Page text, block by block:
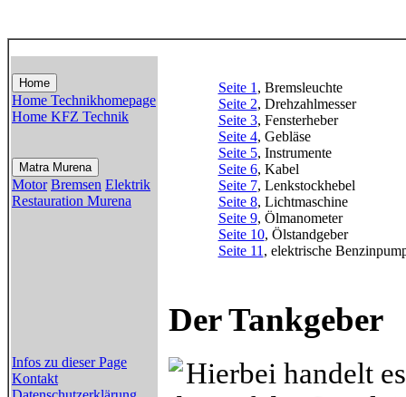
Home
Home Technikhomepage
Home KFZ Technik
Matra Murena
Motor Bremsen Elektrik
Restauration Murena
Infos zu dieser Page
Kontakt
Seite 1 , Bremsleuchte
Seite 2, Drehzahlmesser
Seite 3, Fensterheber
Seite 4, Gebläse
Seite 5, Instrumente
Seite 6, Kabel
Seite 7, Lenkstockhebel
Seite 8, Lichtmaschine
Seite 9, Ölmanometer
Seite 10, Ölstandgeber
Seite 11 , elektrische
Der Tankgeber
Hierbei handelt